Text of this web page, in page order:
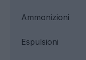
Ammonizioni
Espulsioni